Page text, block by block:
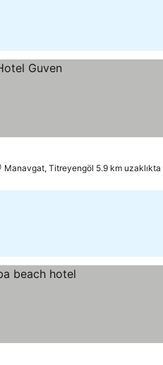
Manavgat, Titreyengöl 5.9 km uzaklıkta